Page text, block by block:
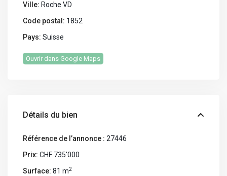
Ville: Roche VD
Code postal: 1852
Pays: Suisse
Ouvrir dans Google Maps
Détails du bien
Référence de l’annonce : 27446
Prix: CHF 735'000
Surface: 81 m2